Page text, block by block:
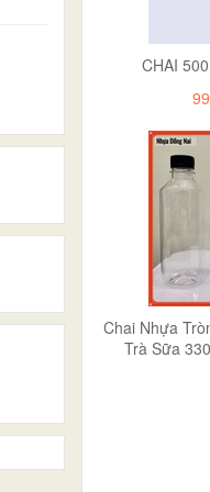
CHAI
Chai Nhựa
Trà Sữa